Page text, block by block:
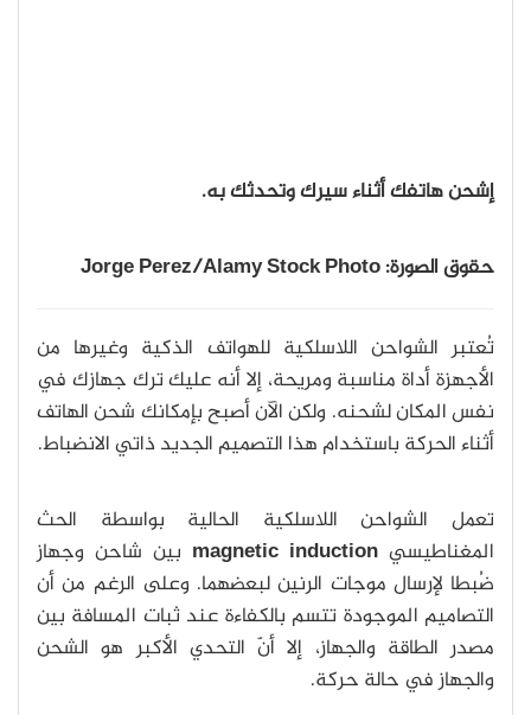
إشحن هاتفك أثناء سيرك وتحدثك به.
حقوق الصورة: Jorge Perez/Alamy Stock Photo
تُعتبر الشواحن اللاسلكية للهواتف الذكية وغيرها من
الأجهزة أداة مناسبة ومريحة، إلا أنه عليك ترك جهازك في
نفس المكان لشحنه. ولكن الآن أصبح بإمكانك شحن الهاتف
أثناء الحركة باستخدام هذا التصميم الجديد ذاتي الانضباط.
تعمل الشواحن اللاسلكية الحالية بواسطة الحث
المغناطيسي magnetic induction بين شاحن وجهاز
ضُبطا لإرسال موجات الرنين لبعضهما. وعلى الرغم من أن
التصاميم الموجودة تتسم بالكفاءة عند ثبات المسافة بين
مصدر الطاقة والجهاز، إلا أنّ التحدي الأكبر هو الشحن
والجهاز في حالة حركة.